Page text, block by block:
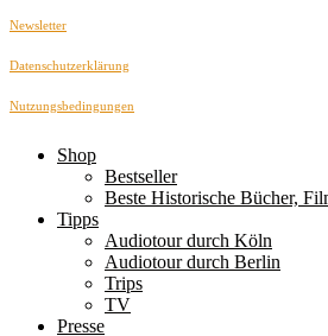
Newsletter
Datenschutzerklärung
Nutzungsbedingungen
Shop
Bestseller
Beste Historische Bücher,
Tipps
Audiotour durch Köln
Audiotour durch Berlin
Trips
TV
Presse